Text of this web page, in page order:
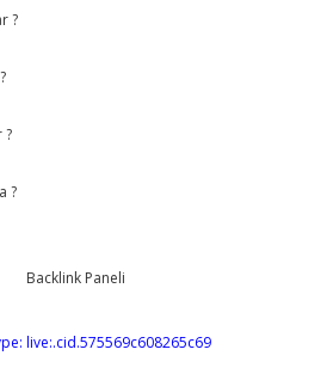
?
?
?
live:.cid.575569c608265c69